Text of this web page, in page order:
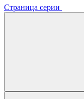
Страница серии